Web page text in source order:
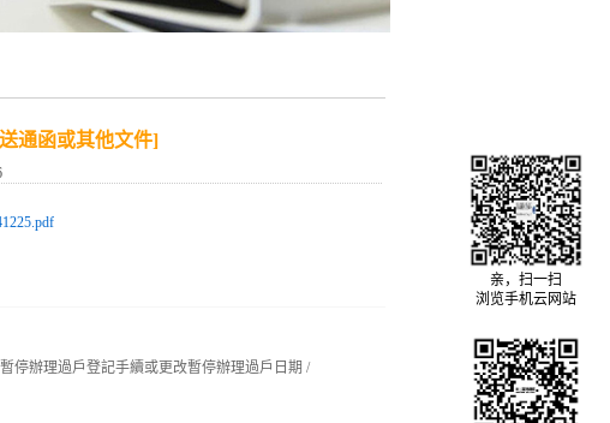
通函或其他文件]
停辦理過戶登記手續或更改暫停辦理過戶日期 /
亲，扫一扫
浏览手机云网站